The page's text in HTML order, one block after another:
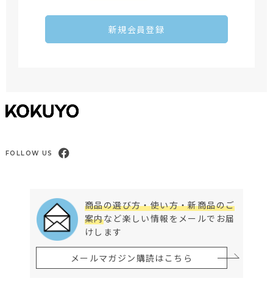
新規会員登録
FOLLOW US
商品の選び方・使い方・新商品のご
案内など楽しい情報をメールでお届
けします
メールマガジン購読はこちら